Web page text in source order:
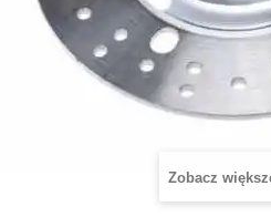
Zobacz